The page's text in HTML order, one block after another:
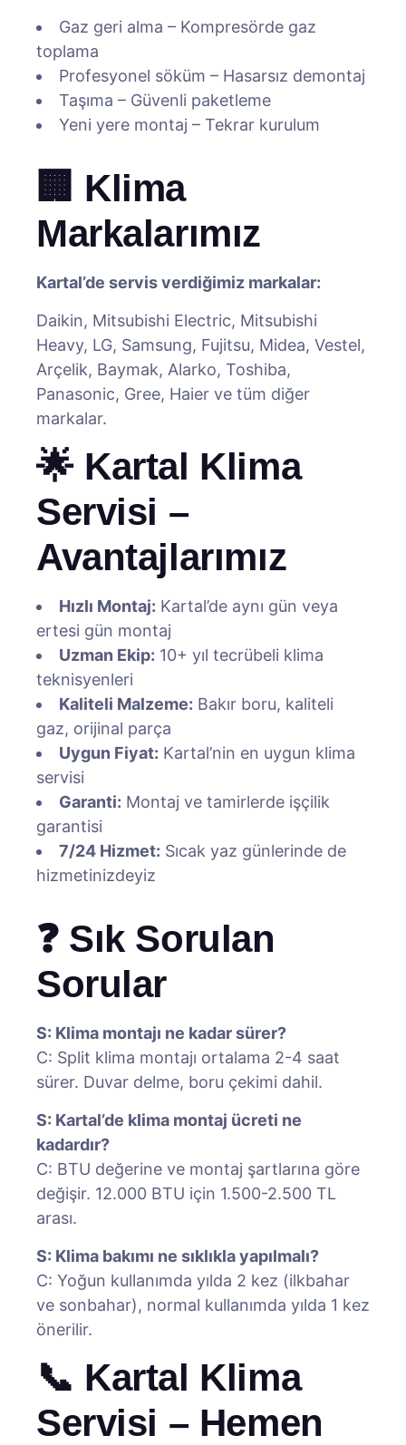
Gaz geri alma – Kompresörde gaz
toplama
Profesyonel söküm – Hasarsız demontaj
Taşıma – Güvenli paketleme
Yeni yere montaj – Tekrar kurulum
🏢 Klima
Markalarımız
Kartal’de servis verdiğimiz markalar:
Daikin, Mitsubishi Electric, Mitsubishi
Heavy, LG, Samsung, Fujitsu, Midea, Vestel,
Arçelik, Baymak, Alarko, Toshiba,
Panasonic, Gree, Haier ve tüm diğer
markalar.
🌟 Kartal Klima
Servisi –
Avantajlarımız
Hızlı Montaj: Kartal’de aynı gün veya
ertesi gün montaj
Uzman Ekip: 10+ yıl tecrübeli klima
teknisyenleri
Kaliteli Malzeme: Bakır boru, kaliteli
gaz, orijinal parça
Uygun Fiyat: Kartal’nin en uygun klima
servisi
Garanti: Montaj ve tamirlerde işçilik
garantisi
7/24 Hizmet: Sıcak yaz günlerinde de
hizmetinizdeyiz
❓ Sık Sorulan
Sorular
S: Klima montajı ne kadar sürer?
C: Split klima montajı ortalama 2-4 saat
sürer. Duvar delme, boru çekimi dahil.
S: Kartal’de klima montaj ücreti ne
kadardır?
C: BTU değerine ve montaj şartlarına göre
değişir. 12.000 BTU için 1.500-2.500 TL
arası.
S: Klima bakımı ne sıklıkla yapılmalı?
C: Yoğun kullanımda yılda 2 kez (ilkbahar
ve sonbahar), normal kullanımda yılda 1 kez
önerilir.
📞 Kartal Klima
Servisi – Hemen